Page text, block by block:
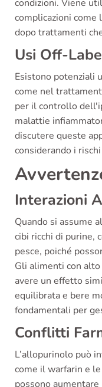
condizioni. Viene
complicazioni come
dopo trattamenti
Usi Off-
Esistono potenziali
come nel
per il controllo
malattie
discutere queste
considerando i
Interazioni
Quando si assume
cibi ricchi di purine,
pesce, poiché
Gli alimenti con
avere un effetto
equilibrata e bere
fondamentali per
Conflitti
L’allopurinolo può
come il warfarin e
possono